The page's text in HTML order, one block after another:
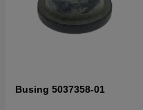
Busing 5037358-01